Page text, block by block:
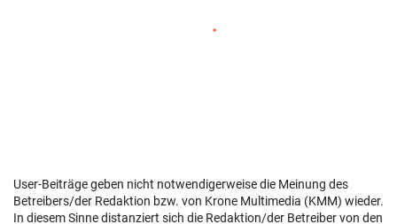
User-Beiträge geben nicht notwendigerweise die Meinung des
Betreibers/der Redaktion bzw. von Krone Multimedia (KMM) wieder.
In diesem Sinne distanziert sich die Redaktion/der Betreiber von den